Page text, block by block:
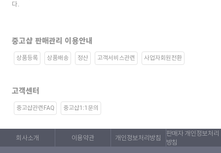
다.
중고샵 판매관리 이용안내
상품등록 상품배송 정산 고객서비스관련 사업자회원전환
고객센터
중고샵관련FAQ 중고샵1:1문의
회사소개 이용약관 개인정보처리방침
판매자 개인정보처리
방침